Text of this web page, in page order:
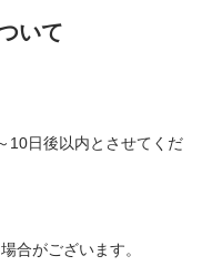
いて
10日後以内とさせてくだ
合がございます。